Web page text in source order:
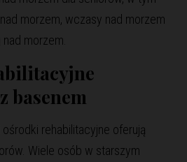
morzem, wczasy nad morzem
morzem.
basenem
rehabilitacyjne oferują
Wiele osób w starszym